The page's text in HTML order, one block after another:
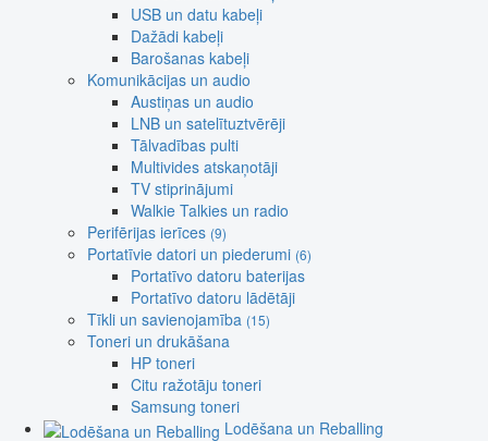
USB un datu kabeļi
Dažādi kabeļi
Barošanas kabeļi
Komunikācijas un audio
Austiņas un audio
LNB un satelītuztvērēji
Tālvadības pulti
Multivides atskaņotāji
TV stiprinājumi
Walkie Talkies un radio
Perifērijas ierīces (9)
Portatīvie datori un piederumi (6)
Portatīvo datoru baterijas
Portatīvo datoru lādētāji
Tīkli un savienojamība (15)
Toneri un drukāšana
HP toneri
Citu ražotāju toneri
Samsung toneri
Lodēšana un Reballing